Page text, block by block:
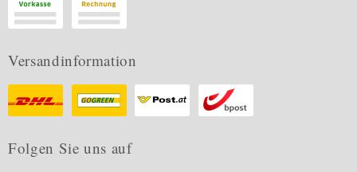
Versandinformation
Folgen Sie uns auf